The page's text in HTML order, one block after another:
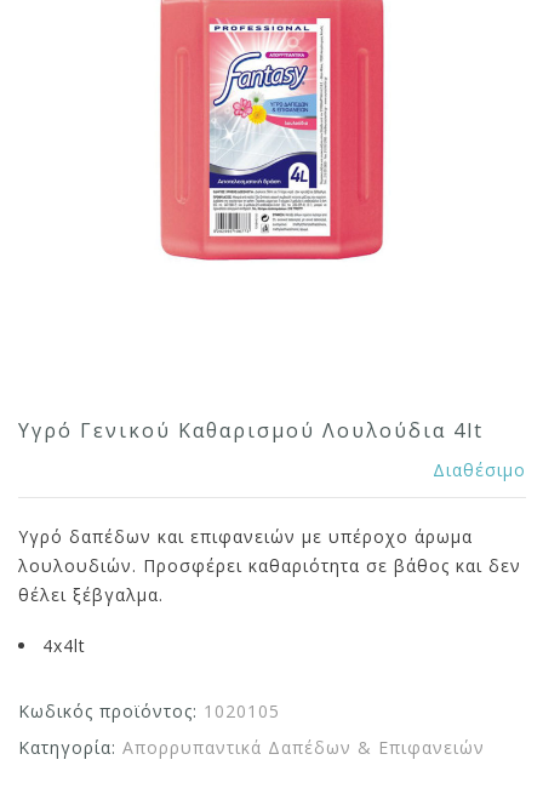
Υγρό Γενικού Καθαρισμού Λουλούδια 4lt
Διαθέσιμο
Yγρό δαπέδων και επιφανειών με υπέροχο άρωμα
λουλουδιών. Προσφέρει καθαριότητα σε βάθος και δεν
θέλει ξέβγαλμα.
4x4lt
Κωδικός προϊόντος: 1020105
Κατηγορία: Απορρυπαντικά Δαπέδων & Επιφανειών